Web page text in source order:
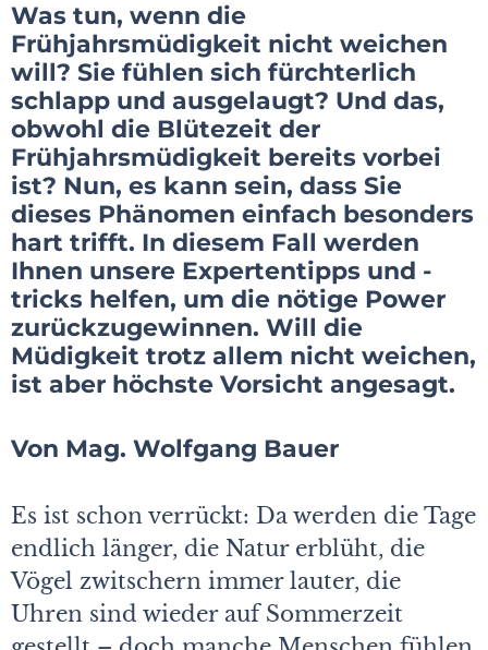
Was tun, wenn die
Frühjahrsmüdigkeit nicht weichen
will? Sie fühlen sich fürchterlich
schlapp und ausgelaugt? Und das,
obwohl die Blütezeit der
Frühjahrsmüdigkeit bereits vorbei
ist? Nun, es kann sein, dass Sie
dieses Phänomen einfach besonders
hart trifft. In diesem Fall werden
Ihnen unsere Expertentipps und -
tricks helfen, um die nötige Power
zurückzugewinnen. Will die
Müdigkeit trotz allem nicht weichen,
ist aber höchste Vorsicht angesagt.
Von Mag. Wolfgang Bauer
Es ist schon verrückt: Da werden die Tage
endlich länger, die Natur erblüht, die
Vögel zwitschern immer lauter, die
Uhren sind wieder auf Sommerzeit